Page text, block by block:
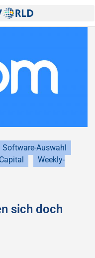
Software-Auswahl
Weekly-
sich doch